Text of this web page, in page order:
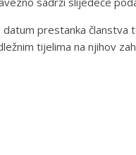
prestanka članstva
tijelima na njihov